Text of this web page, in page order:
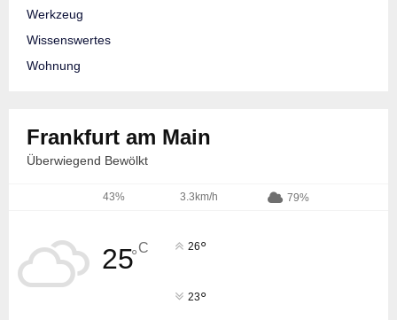
Werkzeug
Wissenswertes
Wohnung
Frankfurt am Main
Überwiegend Bewölkt
43% 3.3km/h 79%
25°C 26°
23°